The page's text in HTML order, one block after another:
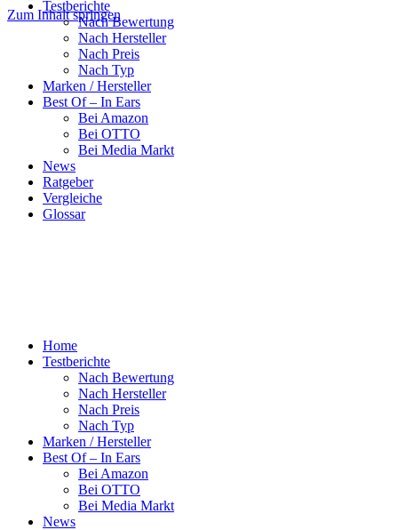
Zum Inhalt springen
Testberichte
Nach Bewertung
Nach Hersteller
Nach Preis
Nach Typ
Marken / Hersteller
Best Of – In Ears
Bei Amazon
Bei OTTO
Bei Media Markt
News
Ratgeber
Vergleiche
Glossar
Home
Testberichte
Nach Bewertung
Nach Hersteller
Nach Preis
Nach Typ
Marken / Hersteller
Best Of – In Ears
Bei Amazon
Bei OTTO
Bei Media Markt
News